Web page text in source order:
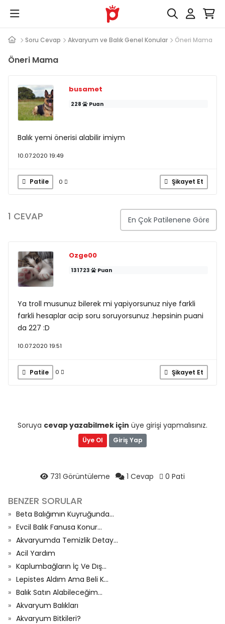
Soru Cevap Akvaryum ve Balık Genel Konular Öneri Mama
Öneri Mama
busamet
228 Puan
Balık yemi önerisi alabilir imiym
10.07.2020 19:49
Patile 0 Şikayet Et
1 CEVAP
Ozge00
131723 Puan
Ya troll musunuz bilerek mi yapiyorsunuz niye farkli
farkli hesaplar acip soru soruyorsunuz .hepsinin puani
da 227 :D
10.07.2020 19:51
Patile 0 Şikayet Et
Soruya cevap yazabilmek için üye girişi yapmalısınız.
Üye Ol Giriş Yap
731 Görüntüleme 1 Cevap 0 Pati
BENZER SORULAR
Beta Balığımın Kuyruğunda...
Evcil Balık Fanusa Konur...
Akvaryumda Temizlik Detay...
Acil Yardım
Kaplumbağların İç Ve Dış...
Lepistes Aldım Ama Beli K...
Balık Satın Alabileceğim...
Akvaryum Balıkları
Akvaryum Bitkileri?